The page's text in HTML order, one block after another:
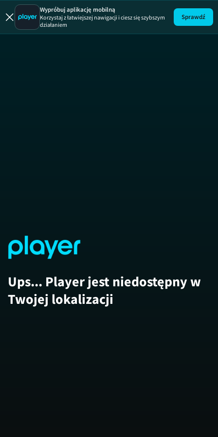
Włoskie
Wypróbuj aplikację mobilną
Korzystaj z łatwiejszej nawigacji i ciesz się szybszym
działaniem
Sprawdź
Ups... Player jest niedostępny w
Twojej lokalizacji